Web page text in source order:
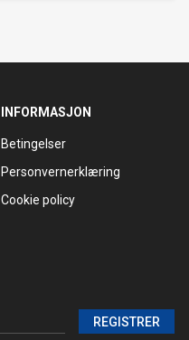
INFORMASJON
Betingelser
Personvernerklæring
Cookie policy
REGISTRER